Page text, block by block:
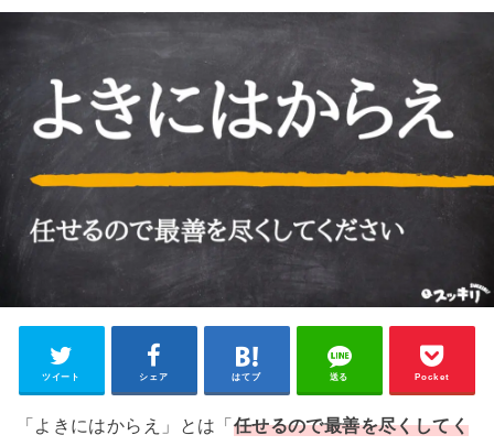
ツイート シェア はてブ 送る Pocket
「よきにはからえ」とは「 任せるので最善を尽くしてく